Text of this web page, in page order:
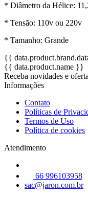
* Diâmetro da Hélice:
* Tensão: 110v ou 220v
* Tamanho: Grande
{{
{{ data.product.name }}
Receba novidades e
Informações
Contato
Políticas de
Termos de Uso
Política de cookies
Atendimento
66 996103958
sac@jaron.com.br